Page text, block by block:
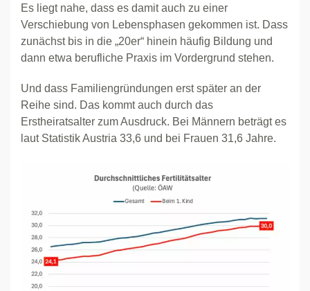
Es liegt nahe, dass es damit auch zu einer
Verschiebung von Lebensphasen gekommen ist. Dass
zunächst bis in die „20er“ hinein häufig Bildung und
dann etwa berufliche Praxis im Vordergrund stehen.
Und dass Familiengründungen erst später an der
Reihe sind. Das kommt auch durch das
Erstheiratsalter zum Ausdruck. Bei Männern beträgt es
laut Statistik Austria 33,6 und bei Frauen 31,6 Jahre.